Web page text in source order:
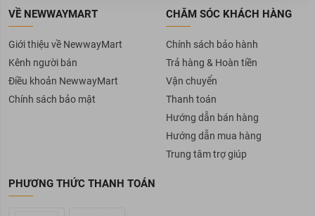
Mặt Nạ BNBG Vitamin C - giải pháp tối ưu cho da
Sau khi đã rửa mặt sạch, đắp miếng mặt nạ.
Đắp mặt nạ trong thời gian khoảng từ 15-20 phút rồi lấy mặt nạ
ra. Dùng các ngón tay để xoa nhẹ cho tinh chất còn lại thẩm
VỀ NEWWAYMART
Giới thiệu về NewwayMart
Kênh người bán
Điều khoản NewwayMart
Chính sách bảo mật
CHĂM SÓC KHÁCH HÀNG
Chính sách bảo hành
Trả hàng & Hoàn tiền
Vận chuyển
Thanh toán
Hướng dẫn bán hàng
Hướng dẫn mua hàng
Trung tâm trợ giúp
PHƯƠNG THỨC THANH TOÁN